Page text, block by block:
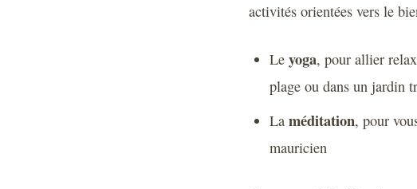
activités orientées vers le
Le yoga, pour allier
plage ou dans un jardin
La méditation, pour
mauricien